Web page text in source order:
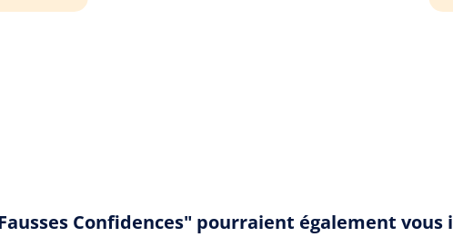
Confidences" pourraient également